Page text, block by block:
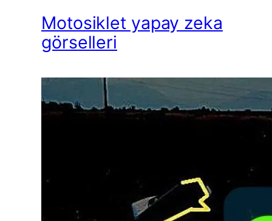
Motosiklet yapay zeka
görselleri